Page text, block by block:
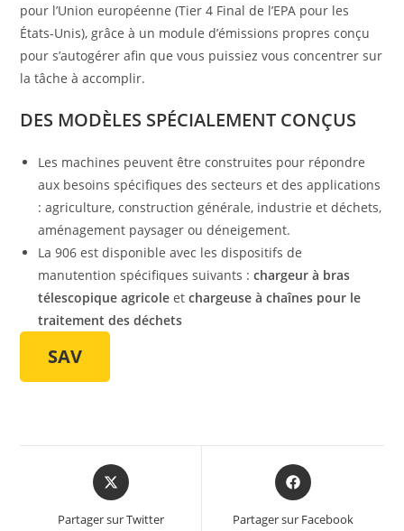
pour l’Union européenne (Tier 4 Final de l’EPA pour les
États-Unis), grâce à un module d’émissions propres conçu
pour s’autogérer afin que vous puissiez vous concentrer sur
la tâche à accomplir.
DES MODÈLES SPÉCIALEMENT CONÇUS
Les machines peuvent être construites pour répondre
aux besoins spécifiques des secteurs et des applications
: agriculture, construction générale, industrie et déchets,
aménagement paysager ou déneigement.
La 906 est disponible avec les dispositifs de
manutention spécifiques suivants :chargeur à bras
télescopique agricole etchargeuse à chaînes pour le
traitement des déchets
SAV
Partager sur Twitter Partager sur Facebook